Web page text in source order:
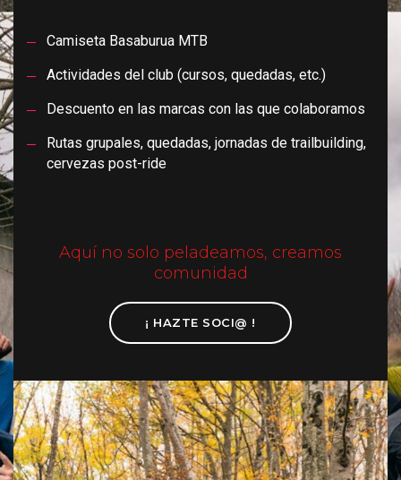
Camiseta Basaburua MTB
Actividades del club (cursos, quedadas, etc.)
Descuento en las marcas con las que colaboramos
Rutas grupales, quedadas, jornadas de trailbuilding,
cervezas post-ride
Aquí no solo peladeamos, creamos
comunidad
¡ HAZTE SOCI@ !